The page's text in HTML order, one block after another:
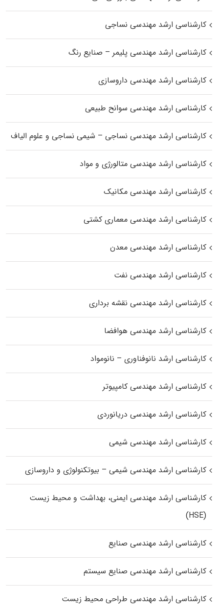
کارشناسی ارشد مهندسی نساجی
کارشناسی ارشد مهندسی پلیمر – صنایع رنگ
کارشناسی ارشد مهندسی داروسازی
کارشناسی ارشد مهندسی سوانح طبیعی
کارشناسی ارشد مهندسی نساجی – شیمی نساجی و علوم الیاف
کارشناسی ارشد مهندسی متالورژی و مواد
کارشناسی ارشد مهندسی مکانیک
کارشناسی ارشد مهندسی معماری کشتی
کارشناسی ارشد مهندسی معدن
کارشناسی ارشد مهندسی نفت
کارشناسی ارشد مهندسی نقشه برداری
کارشناسی ارشد مهندسی هوافضا
کارشناسی ارشد نانوفناوری – نانومواد
کارشناسی ارشد مهندسی کامپیوتر
کارشناسی ارشد مهندسی دریانوردی
کارشناسی ارشد مهندسی شیمی
کارشناسی ارشد مهندسی شیمی – بیوتکنولوژی و داروسازی
کارشناسی ارشد مهندسی ایمنی، بهداشت و محیط زیست
(HSE)
کارشناسی ارشد مهندسی صنایع
کارشناسی ارشد مهندسی صنایع سیستم
کارشناسی ارشد مهندسی طراحی محیط زیست